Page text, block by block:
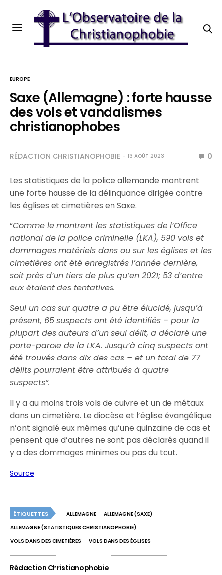
EUROPE
Saxe (Allemagne) : forte hausse
des vols et vandalismes
christianophobes
RÉDACTION CHRISTIANOPHOBIE 13 AOÛT 2023 0
Les statistiques de la police allemande montrent
une forte hausse de la délinquance dirigée contre
les églises et cimetières en Saxe.
“Comme le montrent les statistiques de l’Office
national de la police criminelle (LKA), 590 vols et
dommages matériels dans ou sur les églises et les
cimetières ont été enregistrés l’année dernière,
soit près d’un tiers de plus qu’en 2021; 53 d’entre
eux étaient des tentatives.
Seul un cas sur quatre a pu être élucidé, jusqu’à
présent, 65 suspects ont été identifiés – pour la
plupart des auteurs d’un seul délit, a déclaré une
porte-parole de la LKA. Jusqu’à cinq suspects ont
été trouvés dans dix des cas – et un total de 77
délits pourraient être attribués à quatre
suspects”.
Il y a au moins trois vols de cuivre et un de métaux
dans un cimetière. Le diocèse et l’église évangélique
n’ont signalé eux mêmes qu’une quinzaine de cas et
pensent que d’autres ne sont pas déclarés quand il
y a des dommages minimes ou pas du tout.
Source
ÉTIQUETTES ALLEMAGNE
ALLEMAGNE (SAXE)
ALLEMAGNE (STATISTIQUES CHRISTIANOPHOBIE)
VOLS DANS DES CIMETIÈRES
VOLS DANS DES ÉGLISES
Rédaction Christianophobie